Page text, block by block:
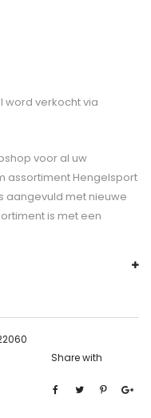
word verkocht via
voor al uw
assortiment Hengelsport
aangevuld met nieuwe
is met een
Share with